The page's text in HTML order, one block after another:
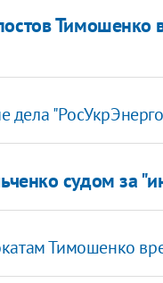
Тимошенко
дела
судом за
Тимошенко